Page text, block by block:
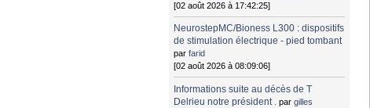
[02 août 2026 à 17:42:25]
NeurostepMC/Bioness L300 : dispositifs
de stimulation électrique - pied tombant
parfarid
[02 août 2026 à 08:09:06]
Informations suite au décès de T
Delrieu notre président .
pargilles